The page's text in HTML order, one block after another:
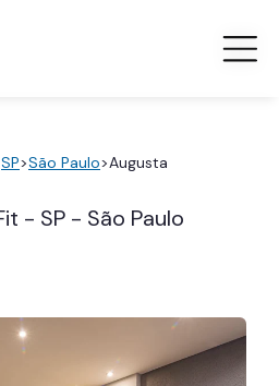
SP>São Paulo>Augusta
- SP - São Paulo